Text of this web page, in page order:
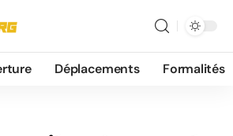
Déplacements Formalités